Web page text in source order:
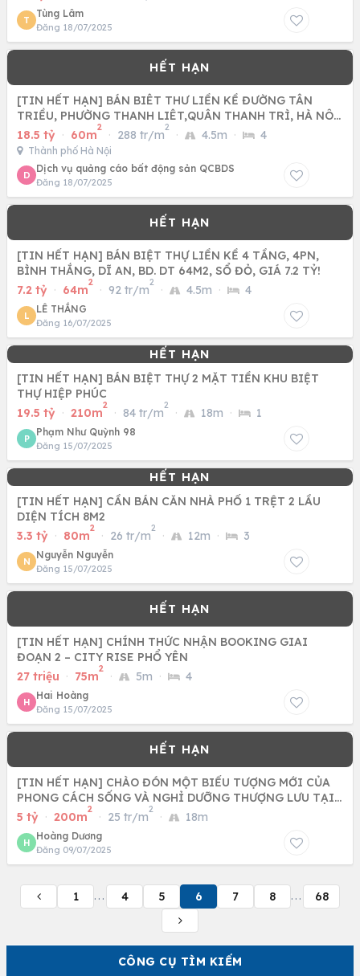
CÔNG CỤ TÌM KIẾM
T
Tùng Lâm
Đăng 18/07/2025
[TIN HẾT HẠN] BÁN BIÊT THƯ LIỀN KỀ ĐƯỜNG TÂN
TRIỀU, PHƯỜNG THANH LIÊT,QUÂN THANH TRÌ, HÀ NÔI
0966346368
18.5 tỷ · 60m
2
· 288 tr/m
2
· 4.5m · 4
Thành phố Hà Nội
D
Dịch vụ quảng cáo bất động sản QCBDS
Đăng 18/07/2025
[TIN HẾT HẠN] BÁN BIỆT THỰ LIỀN KỀ 4 TẦNG, 4PN,
BÌNH THẮNG, DĨ AN, BD. DT 64M2, SỔ ĐỎ, GIÁ 7.2 TỶ!
7.2 tỷ · 64m
2
· 92 tr/m
2
· 4.5m · 4
L
LÊ THẮNG
Đăng 16/07/2025
[TIN HẾT HẠN] BÁN BIỆT THỰ 2 MẶT TIỀN KHU BIỆT
THỰ HIỆP PHÚC
19.5 tỷ · 210m
2
· 84 tr/m
2
· 18m · 1
P
Phạm Như Quỳnh 98
Đăng 15/07/2025
[TIN HẾT HẠN] CẦN BÁN CĂN NHÀ PHỐ 1 TRỆT 2 LẦU
DIỆN TÍCH 8M2
3.3 tỷ · 80m
2
· 26 tr/m
2
· 12m · 3
N
Nguyễn Nguyễn
Đăng 15/07/2025
[TIN HẾT HẠN] CHÍNH THỨC NHẬN BOOKING GIAI
ĐOẠN 2 – CITY RISE PHỔ YÊN
27 triệu · 75m
2
· 5m · 4
H
Hai Hoàng
Đăng 15/07/2025
[TIN HẾT HẠN] CHÀO ĐÓN MỘT BIỂU TƯỢNG MỚI CỦA
PHONG CÁCH SỐNG VÀ NGHỈ DƯỠNG THƯỢNG LƯU TẠI
HÒA BÌNH!
5 tỷ · 200m
2
· 25 tr/m
2
· 18m
H
Hoàng Dương
Đăng 09/07/2025
1 ... 4 5 6 7 8 ... 68